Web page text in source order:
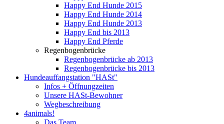
Happy End Hunde 2015
Happy End Hunde 2014
Happy End Hunde 2013
Happy End bis 2013
Happy End Pferde
Regenbogenbrücke
Regenbogenbrücke ab 2013
Regenbogenbrücke bis 2013
Hundeauffangstation "HASt"
Infos + Öffnungzeiten
Unsere HASt-Bewohner
Wegbeschreibung
4animals!
Das Team